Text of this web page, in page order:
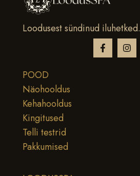
Loodusest sündinud iluhetked.
POOD
Näohooldus
Kehahooldus
Kingitused
Telli testrid
Pakkumised